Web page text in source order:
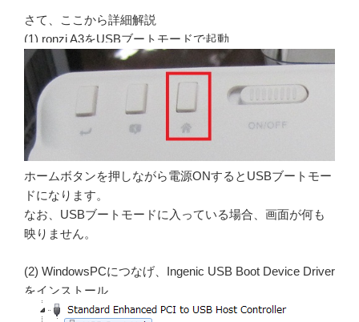
さて、ここから詳細解説
(1) ronzi A3をUSBブートモードで起動
ホームボタンを押しながら電源ONするとUSBブートモー
ドになります。
なお、USBブートモードに入っている場合、画面が何も
映りません。
(2) WindowsPCにつなげ、Ingenic USB Boot Device Driver
をインストール